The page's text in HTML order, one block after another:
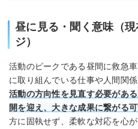
昼に見る・聞く意味（
ジ）
活動のピークである昼間に救急
に取り組んでいる仕事や人間関
活動の方向性を見直す必要があ
開を迎え、大きな成果に繋がる
方に固執せず、柔軟な対応を心が